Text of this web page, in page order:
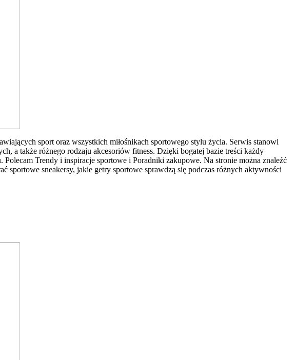
sport oraz wszystkich miłośnikach sportowego stylu życia. Serwis stanowi
a także różnego rodzaju akcesoriów fitness. Dzięki bogatej bazie treści każdy
Trendy i inspiracje sportowe i Poradniki zakupowe. Na stronie można znaleźć
sportowe sneakersy, jakie getry sportowe sprawdzą się podczas różnych aktywności